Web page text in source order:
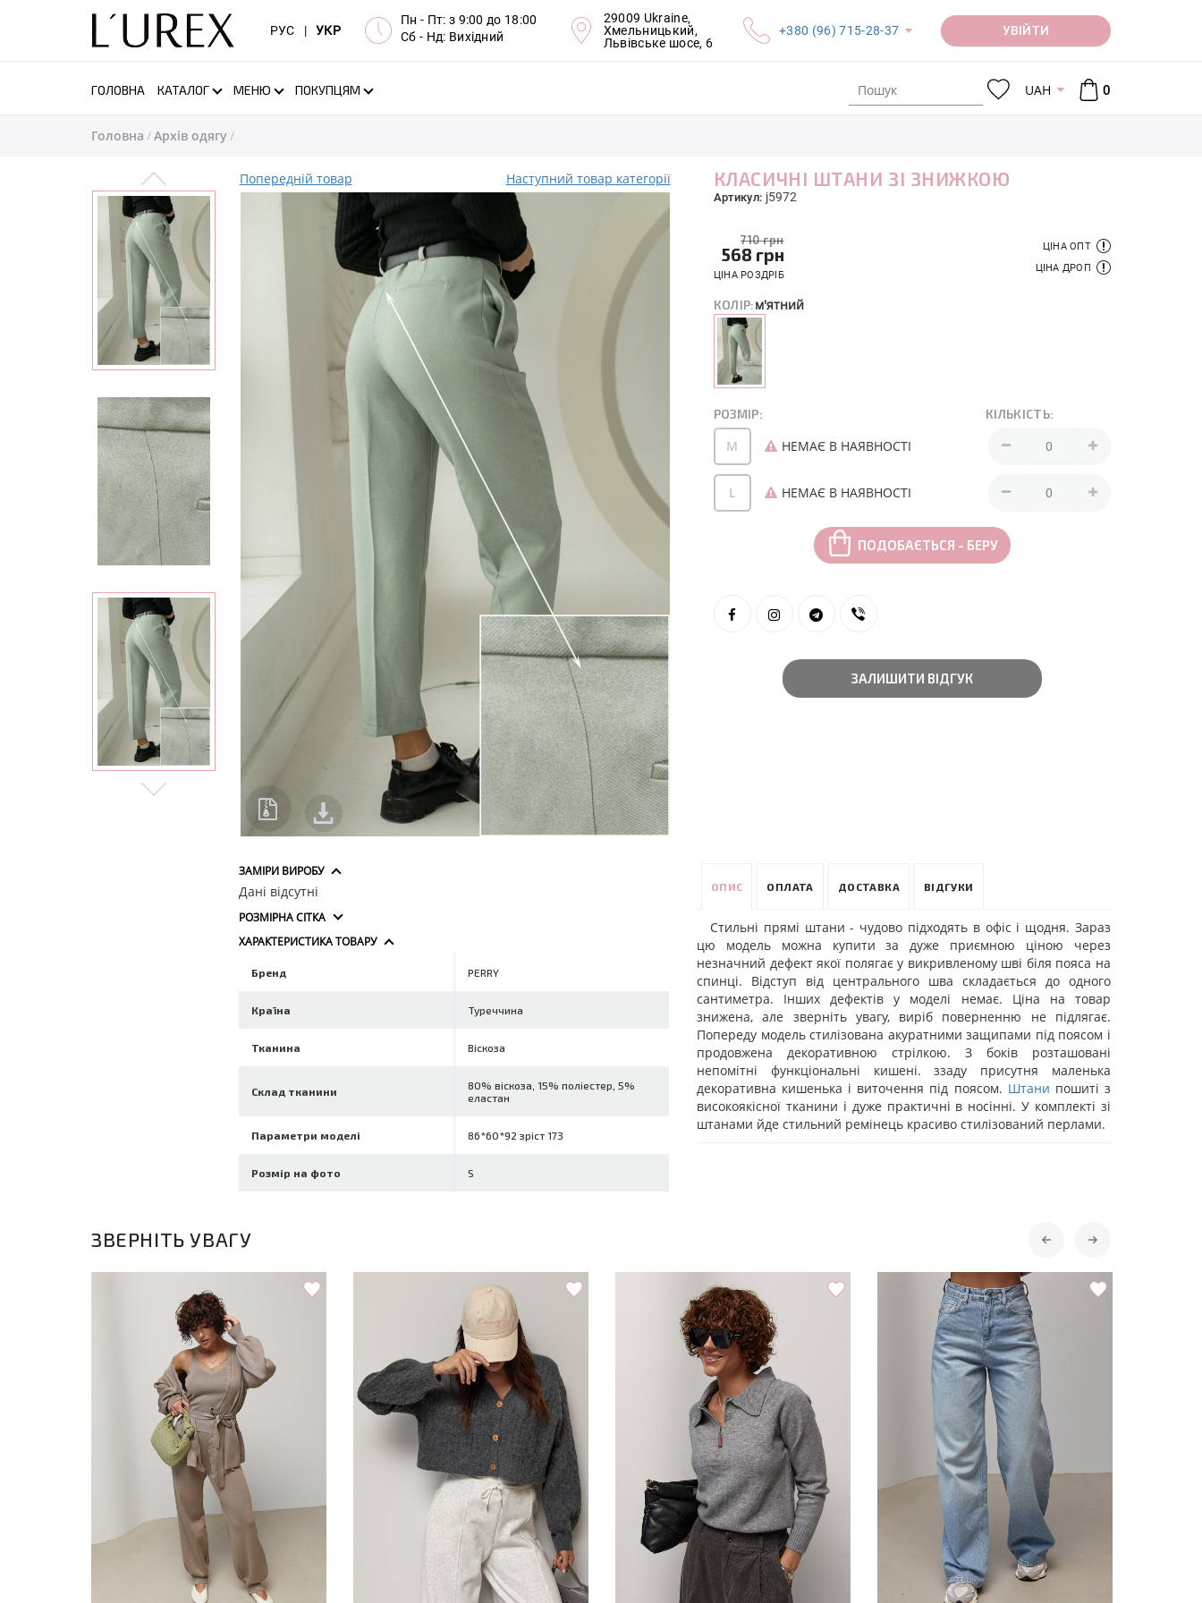
РУС | УКР
Пн - Пт: з 9:00 до 18:00
Сб - Нд: Вихідний
29009 Ukraine,
Хмельницький,
Львівське шосе, 6
+380 (96) 715-28-37 УВІЙТИ
ГОЛОВНА КАТАЛОГ МЕНЮ ПОКУПЦЯМ UAH 0
Головна Архів одягу
Попередній товар Наступний товар категорії КЛАСИЧНІ ШТАНИ ЗІ ЗНИЖКОЮ
Артикул: j5972
710 грн
568 грн
ЦІНА РОЗДРІБ
ЦІНА ОПТ
ЦІНА ДРОП
КОЛІР:м'ятний
РОЗМІР: КІЛЬКІСТЬ:
M НЕМАЄ В НАЯВНОСТІ
L НЕМАЄ В НАЯВНОСТІ
ПОДОБАЄТЬСЯ - БЕРУ
ЗАЛИШИТИ ВІДГУК
ЗАМІРИ ВИРОБУ
Дані відсутні
РОЗМІРНА СІТКА
ХАРАКТЕРИСТИКА ТОВАРУ
Бренд PERRY
Країна Туреччина
Тканина Віскоза
Склад тканини
80% віскоза, 15% поліестер, 5%
еластан
Параметри моделі 86*60*92 зріст 173
Розмір на фото S
ОПИС ОПЛАТА ДОСТАВКА ВІДГУКИ
Стильні прямі штани - чудово підходять в офіс і щодня. Зараз
цю модель можна купити за дуже приємною ціною через
незначний дефект якої полягає у викривленому шві біля пояса на
спинці. Відступ від центрального шва складається до одного
сантиметра. Інших дефектів у моделі немає. Ціна на товар
знижена, але зверніть увагу, виріб поверненню не підлягає.
Попереду модель стилізована акуратними защипами під поясом і
продовжена декоративною стрілкою. З боків розташовані
непомітні функціональні кишені. ззаду присутня маленька
декоративна кишенька і виточення під поясом. Штани пошиті з
високоякісної тканини і дуже практичні в носінні. У комплекті зі
штанами йде стильний ремінець красиво стилізований перлами.
ЗВЕРНІТЬ УВАГУ